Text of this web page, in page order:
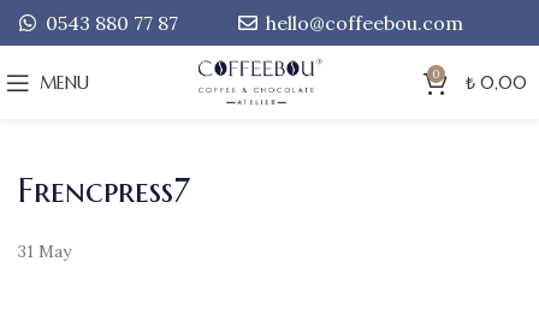
0543 880 77 87 hello@coffeebou.com
MENU 0 ₺ 0,00
Frencpress7
31 May